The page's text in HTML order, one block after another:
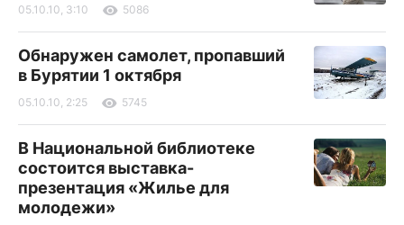
05.10.10, 3:10 5086
Обнаружен самолет, пропавший
в Бурятии 1 октября
05.10.10, 2:25 5745
В Национальной библиотеке
состоится выставка-
презентация «Жилье для
молодежи»